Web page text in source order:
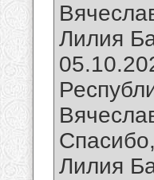
Лилия
Лилия